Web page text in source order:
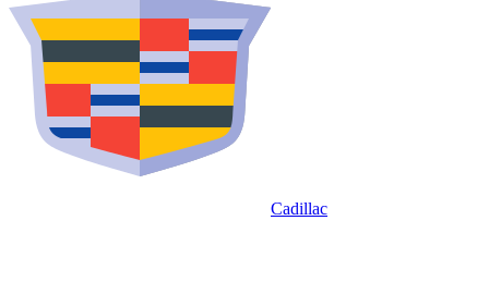
Cadillac